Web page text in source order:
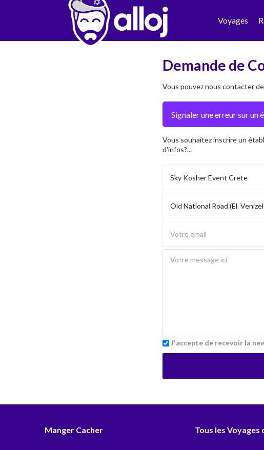
Voyages
Demande de
Vous pouvez nous contacter
Vous souhaitez inscrire un
d'infos?...
J'accepte de recevoir la
Manger Cacher Tous les Voyages